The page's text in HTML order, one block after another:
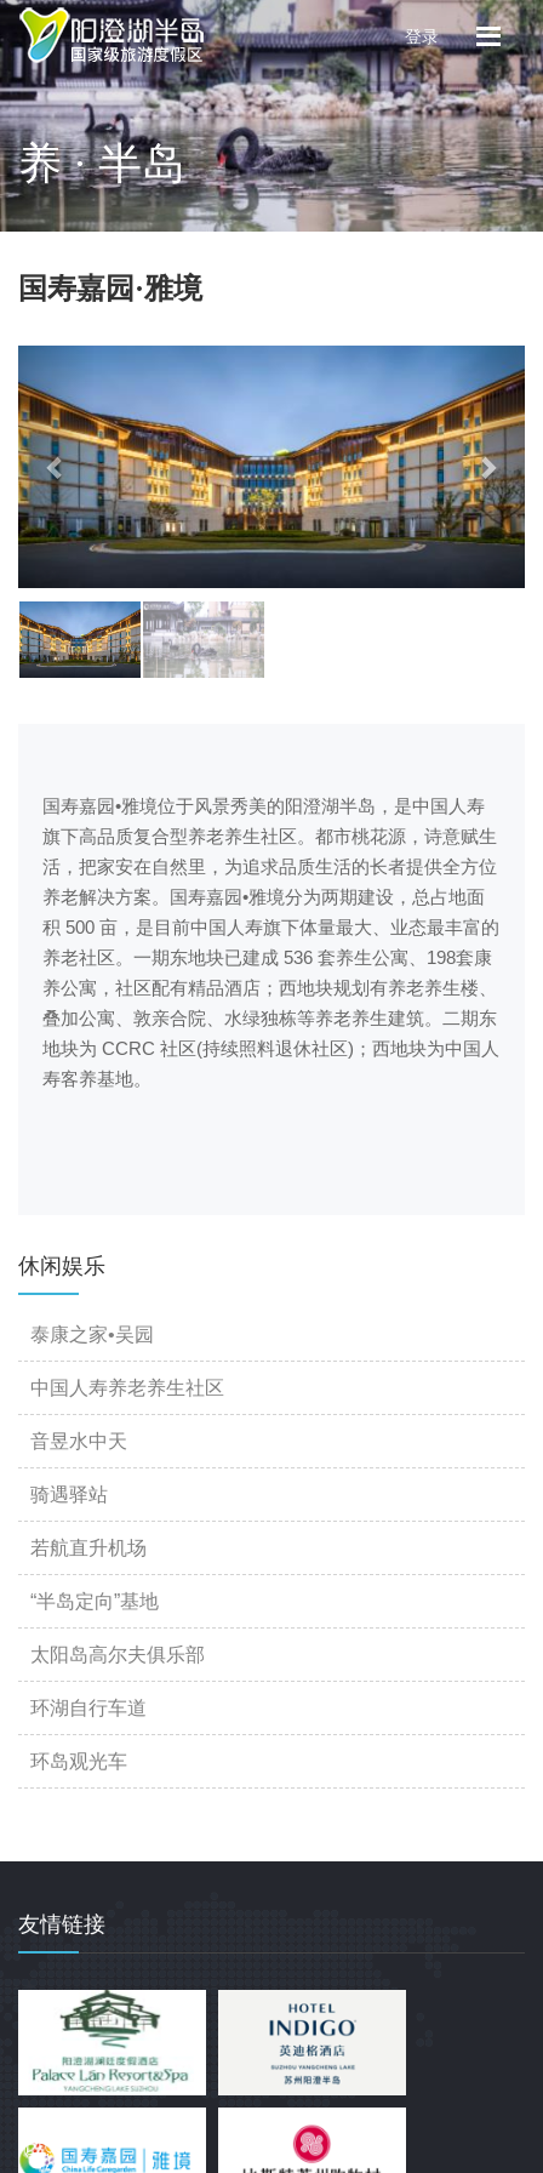
登录
养 · 半岛
国寿嘉园·雅境
国寿嘉园•雅境位于风景秀美的阳澄湖半岛，是中国人寿
旗下高品质复合型养老养生社区。都市桃花源，诗意赋生
活，把家安在自然里，为追求品质生活的长者提供全方位
养老解决方案。国寿嘉园•雅境分为两期建设，总占地面
积 500 亩，是目前中国人寿旗下体量最大、业态最丰富的
养老社区。一期东地块已建成 536 套养生公寓、198套康
养公寓，社区配有精品酒店；西地块规划有养老养生楼、
叠加公寓、敦亲合院、水绿独栋等养老养生建筑。二期东
地块为 CCRC 社区(持续照料退休社区)；西地块为中国人
寿客养基地。
休闲娱乐
泰康之家•吴园
中国人寿养老养生社区
音昱水中天
骑遇驿站
若航直升机场
“半岛定向”基地
太阳岛高尔夫俱乐部
环湖自行车道
环岛观光车
友情链接